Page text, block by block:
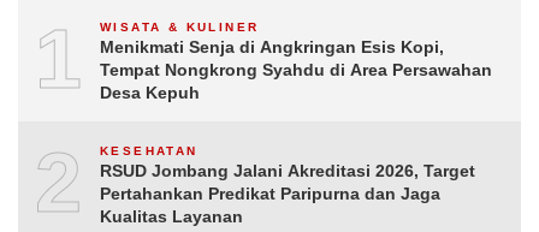
1 WISATA & KULINER
Menikmati Senja di Angkringan Esis Kopi,
Tempat Nongkrong Syahdu di Area Persawahan
Desa Kepuh
2 KESEHATAN
RSUD Jombang Jalani Akreditasi 2026, Target
Pertahankan Predikat Paripurna dan Jaga
Kualitas Layanan